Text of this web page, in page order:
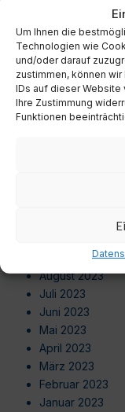
Um Ihnen die
Technologien wie
und/oder darauf
zustimmen, können
IDs auf dieser Website
Ihre Zustimmung
Funktionen
September 2024
August 2024
Juli 2024
Juni 2024
Mai 2024
November 2023
September
August 2023
Juli 2023
Juni 2023
Mai 2023
April 2023
März 2023
Februar 2023
Januar 2023